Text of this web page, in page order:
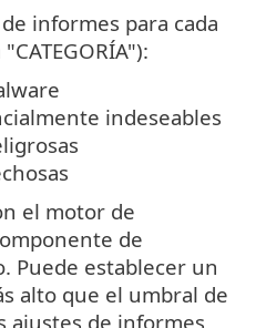
informes para cada
indeseables
el motor de
de
Puede establecer un
alto que el umbral de
ajustes de informes